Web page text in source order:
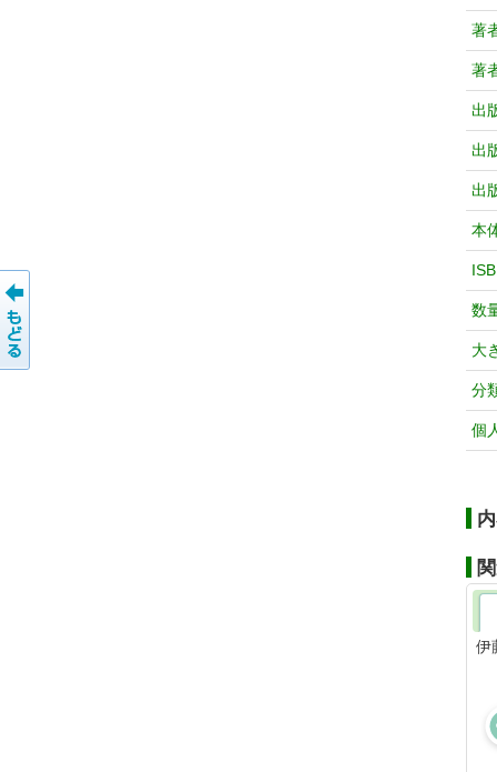
著
著
出
出
出
本
数
大
分
個
伊